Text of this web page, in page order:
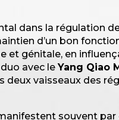
dans la régulation
d’un bon
et génitale, en
avec leYang Qiao
vaisseaux des
souvent